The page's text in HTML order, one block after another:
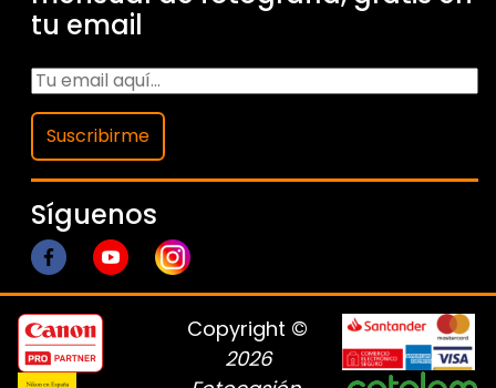
tu email
Suscribirme
Síguenos
Copyright ©
2026